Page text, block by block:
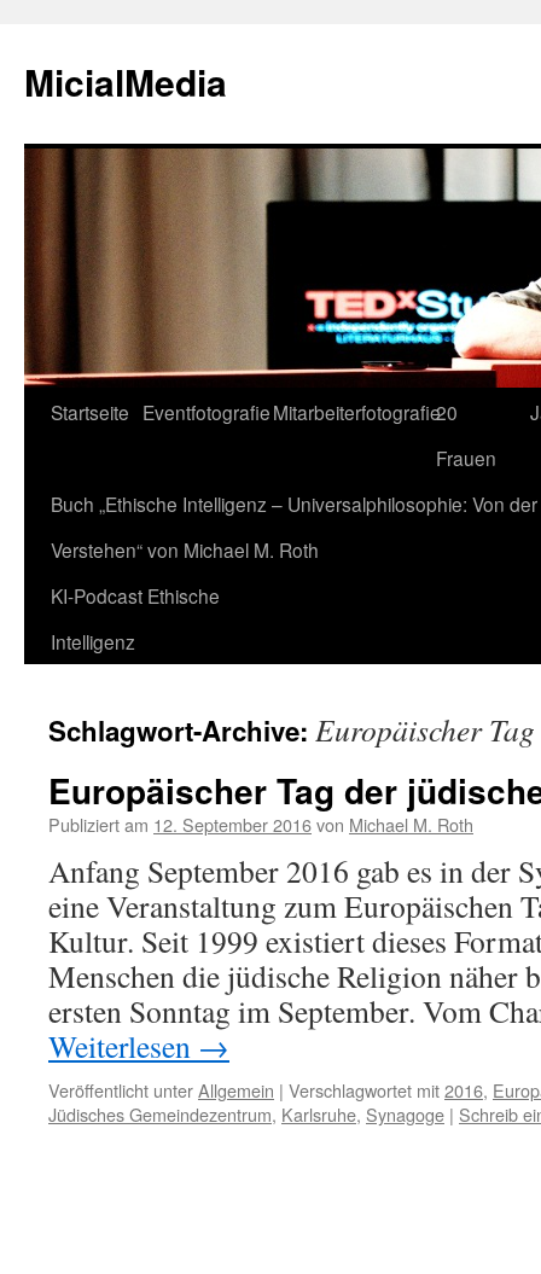
MicialMedia
Zum
springen
Startseite EventfotografieMitarbeiterfotografie20
Frauen
Buch „Ethische Intelligenz – Universalphilosophie: Von
Verstehen“ von Michael M. Roth
KI-Podcast Ethische
Intelligenz
Schlagwort-Archive: Europäischer
Europäischer Tag der
Publiziert am 12. September 2016von Michael M. Roth
Anfang September 2016 gab es in der
eine Veranstaltung zum Europäischen
Kultur. Seit 1999 existiert dieses
Menschen die jüdische Religion näher
ersten Sonntag im September. Vom
Weiterlesen →
Veröffentlicht unterAllgemein | Verschlagwortet mit2016,
Jüdisches Gemeindezentrum, Karlsruhe, Synagoge | Schreib